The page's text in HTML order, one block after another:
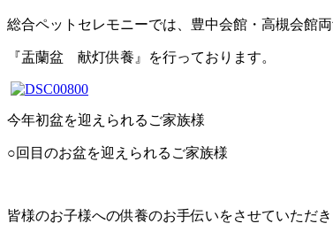
総合ペットセレモニーでは、豊中会館・高槻会館
『盂蘭盆 献灯供養』を行っております。
今年初盆を迎えられるご家族様
○回目のお盆を迎えられるご家族様
皆様のお子様への供養のお手伝いをさせていただき